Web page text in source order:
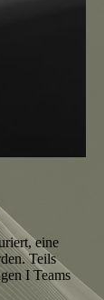
eine
Teils
I Teams